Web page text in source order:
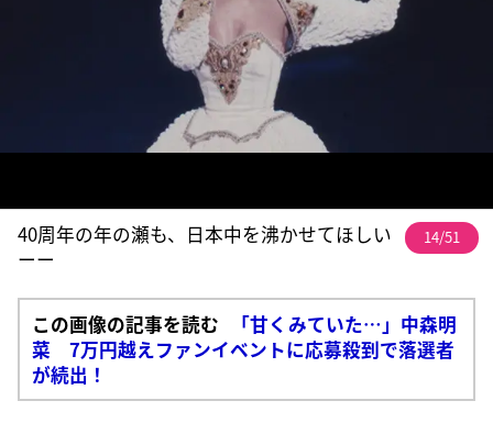
40周年の年の瀬も、日本中を沸かせてほしい
ーー
14/51
この画像の記事を読む
「甘くみていた…」中森明
菜 7万円越えファンイベントに応募殺到で落選者
が続出！